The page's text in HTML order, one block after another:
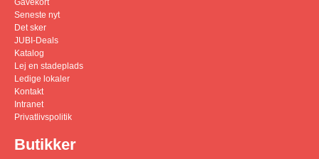
Gavekort
Seneste nyt
Det sker
JUBI-Deals
Katalog
Lej en stadeplads
Ledige lokaler
Kontakt
Intranet
Privatlivspolitik
Butikker